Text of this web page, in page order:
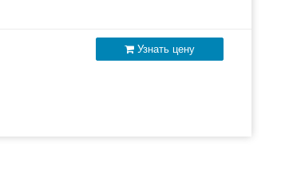
Узнать цену